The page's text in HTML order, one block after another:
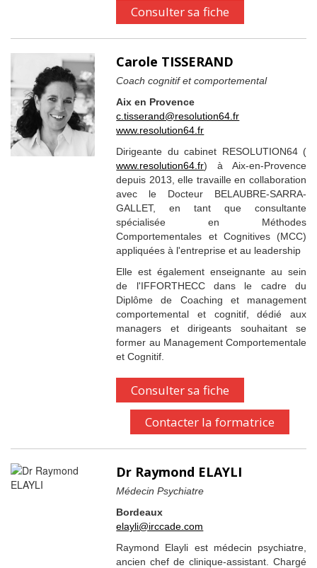
Consulter sa fiche
Carole TISSERAND
Coach cognitif et comportemental
Aix en Provence
c.tisserand@resolution64.fr
www.resolution64.fr
Dirigeante du cabinet RESOLUTION64 (
www.resolution64.fr) à Aix-en-Provence
depuis 2013, elle travaille en collaboration
avec le Docteur BELAUBRE-SARRA-
GALLET, en tant que consultante
spécialisée en Méthodes
Comportementales et Cognitives (MCC)
appliquées à l'entreprise et au leadership
Elle est également enseignante au sein
de l'IFFORTHECC dans le cadre du
Diplôme de Coaching et management
comportemental et cognitif, dédié aux
managers et dirigeants souhaitant se
former au Management Comportementale
et Cognitif.
Consulter sa fiche
Contacter la formatrice
Dr Raymond ELAYLI
Médecin Psychiatre
Bordeaux
elayli@irccade.com
Raymond Elayli est médecin psychiatre,
ancien chef de clinique-assistant. Chargé